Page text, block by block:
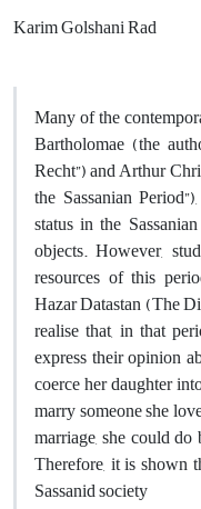
Karim Golshani Rad
Many of the
Bartholomae (the
Recht”) and Arthur
the Sassanian
status in the
objects. However,
resources of this
Hazar Datastan (The
realise that, in that
express their opinion
coerce her daughter
marry someone she
marriage, she could
Therefore, it is shown
Sassanid society